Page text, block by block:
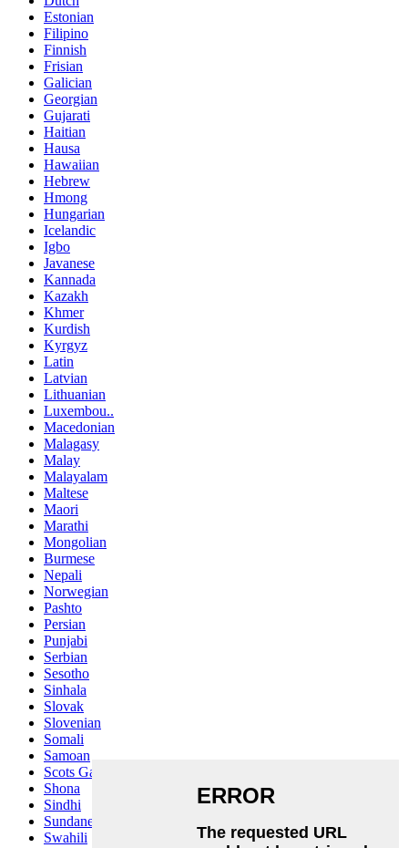
Estonian
Filipino
Finnish
Frisian
Galician
Georgian
Gujarati
Haitian
Hausa
Hawaiian
Hebrew
Hmong
Hungarian
Icelandic
Igbo
Javanese
Kannada
Kazakh
Khmer
Kurdish
Kyrgyz
Latin
Latvian
Lithuanian
Luxembou..
Macedonian
Malagasy
Malay
Malayalam
Maltese
Maori
Marathi
Mongolian
Burmese
Nepali
Norwegian
Pashto
Persian
Punjabi
Serbian
Sesotho
Sinhala
Slovak
Slovenian
Somali
Samoan
Scots Gaelic
Shona
Sindhi
Sundanese
Swahili